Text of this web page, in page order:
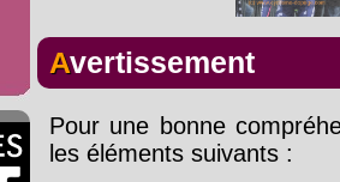
Avertissement
Pour une bonne
les éléments suivants :